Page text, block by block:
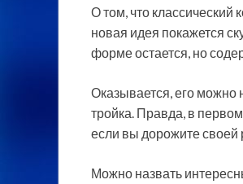
О том, что классический
новая идея покажется
форме остается, но
Оказывается, его можно
тройка. Правда, в
если вы дорожите своей
Можно назвать